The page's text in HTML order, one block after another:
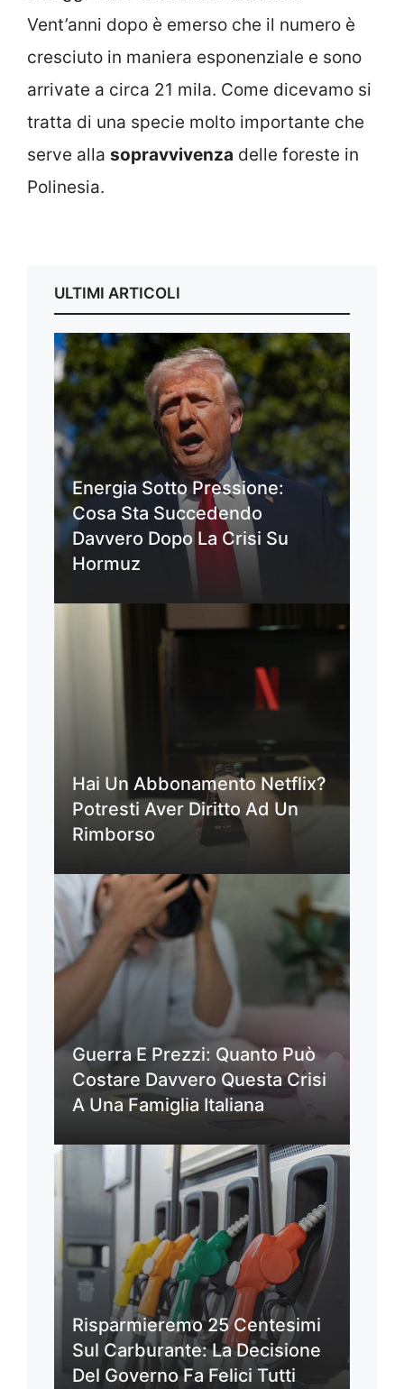
Vent’anni dopo è emerso che il numero è
cresciuto in maniera esponenziale e sono
arrivate a circa 21 mila. Come dicevamo si
tratta di una specie molto importante che
serve alla sopravvivenza delle foreste in
Polinesia.
ULTIMI ARTICOLI
Energia Sotto Pressione:
Cosa Sta Succedendo
Davvero Dopo La Crisi Su
Hormuz
Hai Un Abbonamento Netflix?
Potresti Aver Diritto Ad Un
Rimborso
Guerra E Prezzi: Quanto Può
Costare Davvero Questa Crisi
A Una Famiglia Italiana
Risparmieremo 25 Centesimi
Sul Carburante: La Decisione
Del Governo Fa Felici Tutti